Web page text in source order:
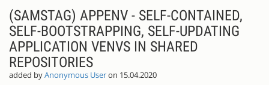
(SAMSTAG) APPENV - SELF-CONTAINED,
SELF-BOOTSTRAPPING, SELF-UPDATING
APPLICATION VENVS IN SHARED
REPOSITORIES
added byAnonymous Useron 15.04.2020